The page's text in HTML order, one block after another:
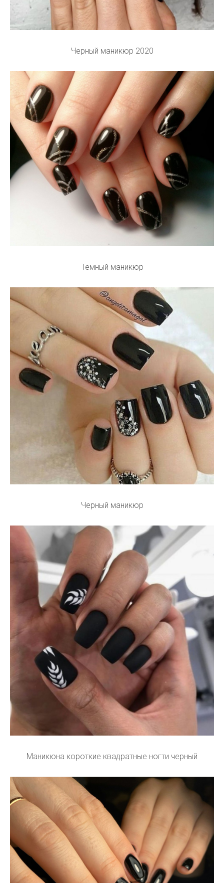
Черный маникюр 2020
Темный маникюр
Черный маникюр
Маникюна короткие квадратные ногти черный